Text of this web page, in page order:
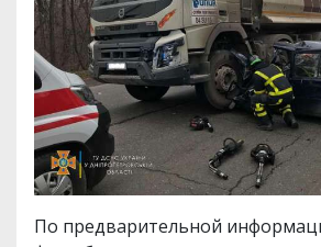
По предварительной